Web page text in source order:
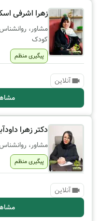
زهرا اشرفی
مشاور،
کودک
پیگیری منظم
آنلاین
دکتر زهرا
مشاور،
پیگیری منظم
آنلاین